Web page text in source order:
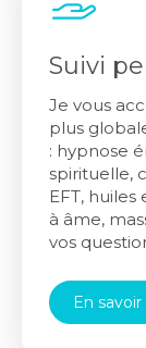
Suivi
Je vous
plus
: hypnose
spirituelle,
EFT,
à âme,
vos
En